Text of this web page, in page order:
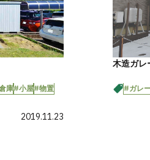
庫#小屋#物置
2019.11.23
木造ガレ
#ガレ